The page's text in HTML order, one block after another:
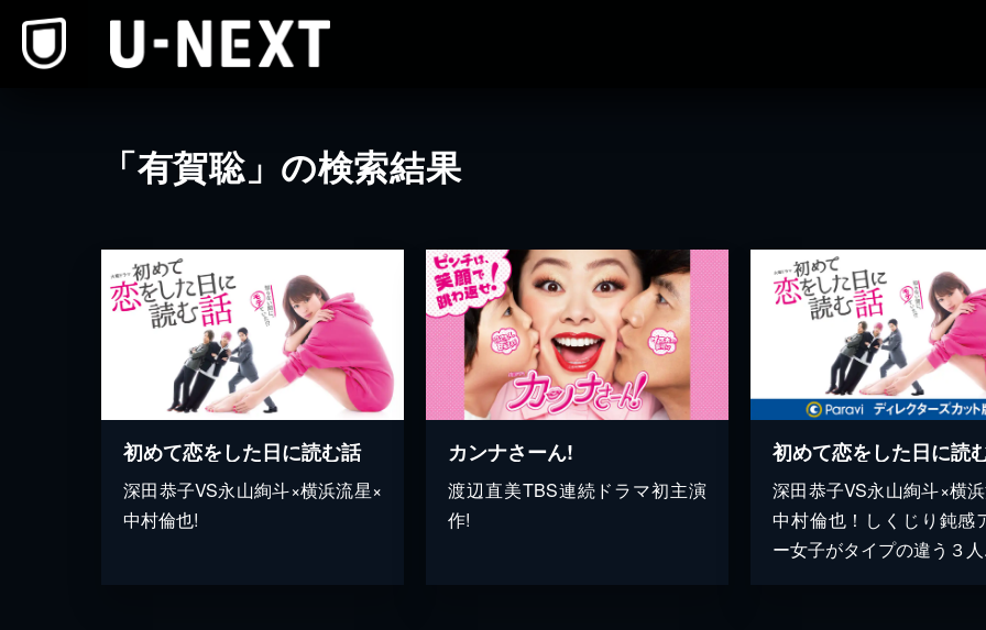
「有賀聡」の検索結果
初めて恋をした日に読む話
深田恭子VS永山絢斗×横浜流星×
中村倫也!
カンナさーん!
渡辺直美TBS連続ドラマ初主演
作!
深田恭子VS永山絢斗×横
中村倫也！しくじり鈍感
ー女子がタイプの違う３